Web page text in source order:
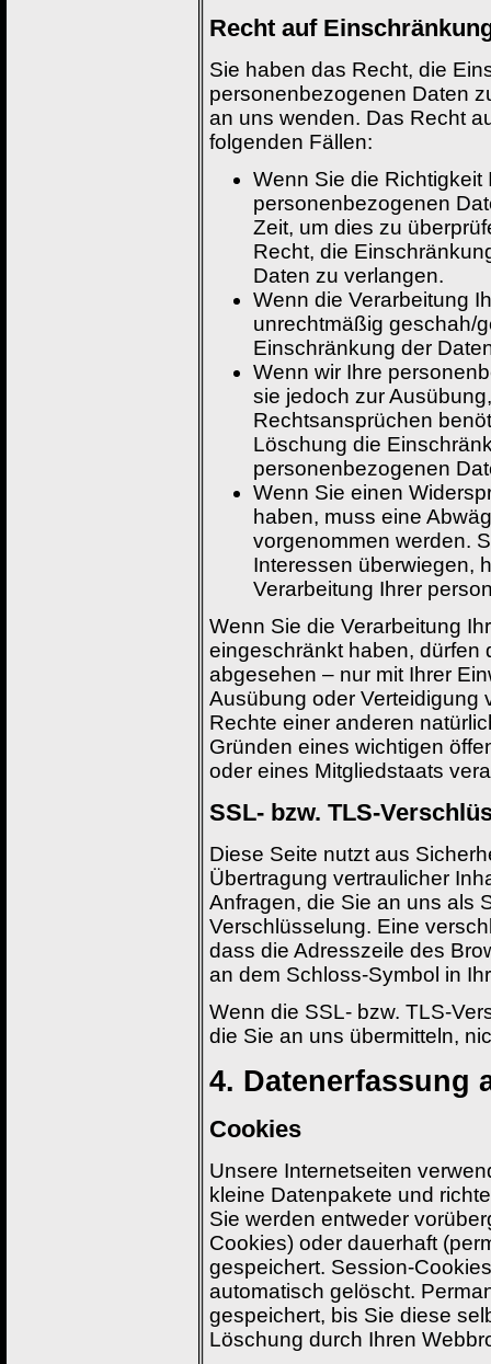
Recht auf
Sie haben das Recht, die
personenbezogenen Daten
an uns wenden. Das Recht
folgenden Fällen:
Wenn Sie die
personenbezogenen
Zeit, um dies zu
Recht, die
Daten zu verlangen.
Wenn die Verarbeitung
unrechtmäßig geschah/
Einschränkung der
Wenn wir Ihre
sie jedoch zur
Rechtsansprüchen
Löschung die
personenbezogenen
Wenn Sie einen
haben, muss eine
vorgenommen werden.
Interessen überwiegen,
Verarbeitung Ihrer
Wenn Sie die Verarbeitung
eingeschränkt haben, dürfen
abgesehen – nur mit Ihrer
Ausübung oder Verteidigung
Rechte einer anderen
Gründen eines wichtigen
oder eines Mitgliedstaats
SSL- bzw. TLS-
Diese Seite nutzt aus
Übertragung vertraulicher
Anfragen, die Sie an uns als
Verschlüsselung. Eine
dass die Adresszeile des
an dem Schloss-Symbol in
Wenn die SSL- bzw. TLS-
die Sie an uns übermitteln,
4. Datenerfassung
Cookies
Unsere Internetseiten
kleine Datenpakete und
Sie werden entweder
Cookies) oder dauerhaft
gespeichert. Session-
automatisch gelöscht.
gespeichert, bis Sie diese
Löschung durch Ihren